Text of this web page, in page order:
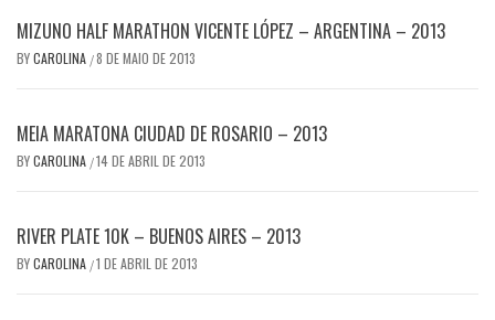
MIZUNO HALF MARATHON VICENTE LÓPEZ – ARGENTINA – 2013
BYCAROLINA /8 DE MAIO DE 2013
MEIA MARATONA CIUDAD DE ROSARIO – 2013
BYCAROLINA /14 DE ABRIL DE 2013
RIVER PLATE 10K – BUENOS AIRES – 2013
BYCAROLINA /1 DE ABRIL DE 2013